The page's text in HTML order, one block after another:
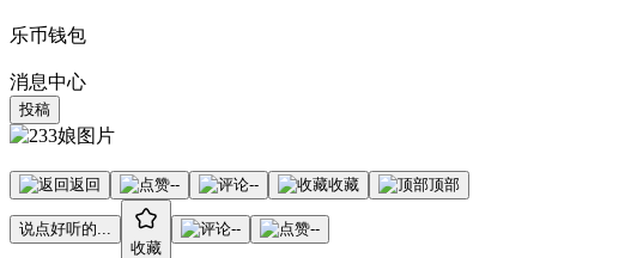
乐币钱包
消息中心
投稿
返回 -- -- 收藏 顶部
说点好听的...
收藏
-- --